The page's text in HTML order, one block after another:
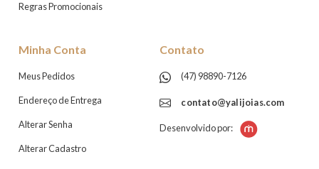
Regras Promocionais
Minha Conta
Meus Pedidos
Endereço de Entrega
Alterar Senha
Alterar Cadastro
Contato
(47) 98890-7126
contato@yalijoias.com
Desenvolvido por: